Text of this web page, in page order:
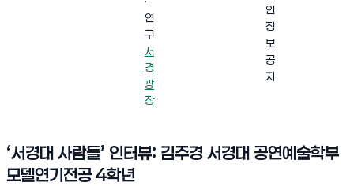
연
구
서
경
광
장
인
정
보
공
지
‘서경대 사람들’ 인터뷰: 김주경 서경대 공연예술학부
모델연기전공 4학년